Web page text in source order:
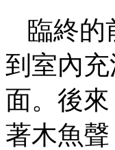
臨終的
到室內
面。後
著木魚